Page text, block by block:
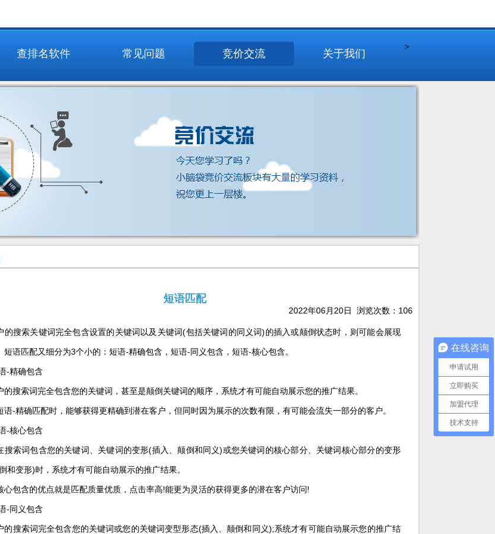
查排名软件
>
常见问题 竞价交流 关于我们
短语匹配
2022年06月20日 浏览次数： 106
的搜索关键词完全包含设置的关键词以及关键词(包括关键词的同义词)的插入或颠倒状态时，则可能会展现
短语匹配又细分为3个小的：短语-精确包含，短语-同义包含，短语-核心包含。
-精确包含
的搜索词完全包含您的关键词，甚至是颠倒关键词的顺序，系统才有可能自动展示您的推广结果。
语-精确匹配时，能够获得更精确到潜在客户，但同时因为展示的次数有限，有可能会流失一部分的客户。
-核心包含
搜索词包含您的关键词、关键词的变形(插入、颠倒和同义)或您关键词的核心部分、关键词核心部分的变形
和变形)时，系统才有可能自动展示的推广结果。
心包含的优点就是匹配质量优质，点击率高!能更为灵活的获得更多的潜在客户访问!
-同义包含
的搜索词完全包含您的关键词或您的关键词变型形态(插入、颠倒和同义);系统才有可能自动展示您的推广结
在线咨询
申请试用
立即购买
加盟代理
技术支持